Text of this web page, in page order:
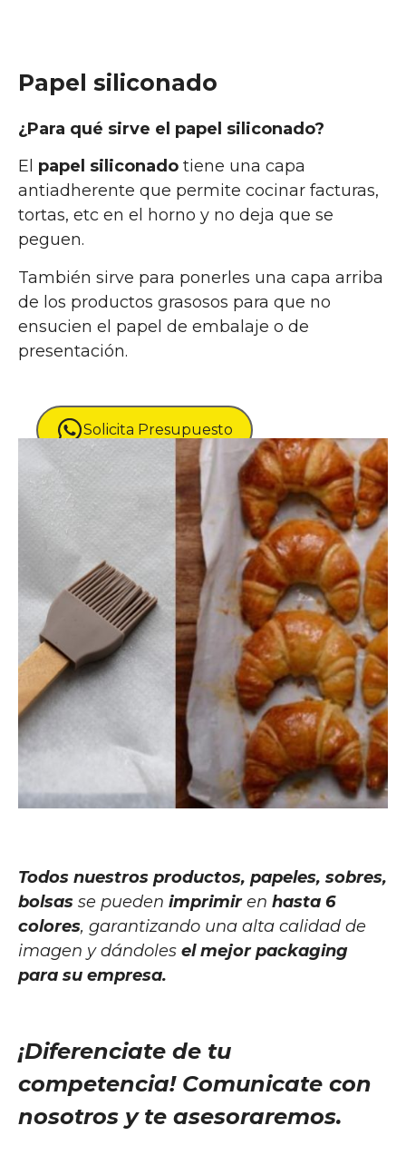
Papel siliconado
¿Para qué sirve el papel siliconado?
El papel siliconado tiene una capa
antiadherente que permite cocinar facturas,
tortas, etc en el horno y no deja que se
peguen.
También sirve para ponerles una capa arriba
de los productos grasosos para que no
ensucien el papel de embalaje o de
presentación.
Solicita Presupuesto
Todos nuestros productos, papeles, sobres,
bolsas se pueden imprimiren hasta 6
colores, garantizando una alta calidad de
imagen y dándoles el mejor packaging
para su empresa.
¡Diferenciate de tu
competencia! Comunicate con
nosotros y te asesoraremos.